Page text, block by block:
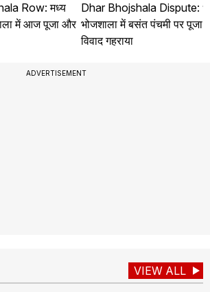
Row: मध्य
में आज पूजा और
Dhar Bhojshala Dispute:
भोजशाला में बसंत पंचमी पर
विवाद गहराया
ADVERTISEMENT
VIEW ALL